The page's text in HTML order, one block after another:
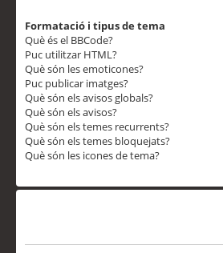
Formatació i tipus de tema
Què és el BBCode?
Puc utilitzar HTML?
Què són les emoticones?
Puc publicar imatges?
Què són els avisos globals?
Què són els avisos?
Què són els temes recurrents?
Què són els temes bloquejats?
Què són les icones de tema?